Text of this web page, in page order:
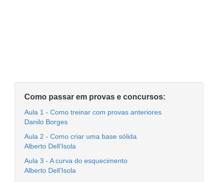
Como passar em provas e concursos:
Aula 1 - Como treinar com provas anteriores
Danilo Borges
Aula 2 - Como criar uma base sólida
Alberto Dell’Isola
Aula 3 - A curva do esquecimento
Alberto Dell’Isola